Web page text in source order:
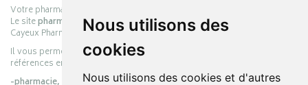
Nous utilisons des
cookies
Nous utilisons des cookies et d'autres
Votre pharmacie en ligne :
Le sitepharmacie-cayeux.frest le prolongement digital de la pharmacie
Cayeux Pharmabest Berck-sur-Mer – Rang-du-Fliers.
Il vous permet de réaliser vos achats en ligne parmi des milliers de
références en :